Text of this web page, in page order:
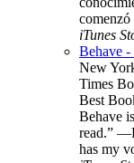
iTunes
Behave
New
Times
Best
Behave
read.”
has my